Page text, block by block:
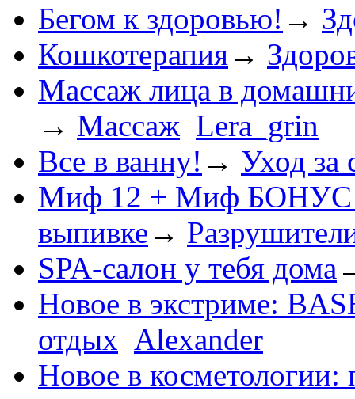
Бегом к здоровью! →
Кошкотерапия→
Массаж лица в
→ Массаж Lera_grin
Все в ванну! → Уход за
Миф 12 + Миф БОНУС
выпивке →
SPA-салон у тебя дома
Новое в экстриме:
отдых Alexander
Новое в косметологии: